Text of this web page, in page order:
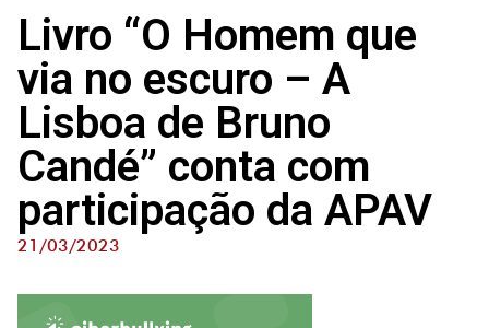
Livro “O Homem que
via no escuro – A
Lisboa de Bruno
Candé” conta com
participação da APAV
21/03/2023